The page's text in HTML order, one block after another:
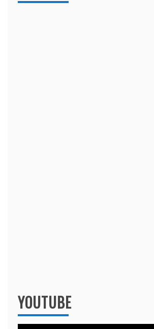
YOUTUBE